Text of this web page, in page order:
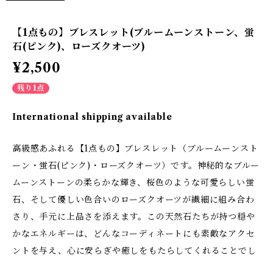
【1点もの】ブレスレット(ブルームーンストーン、蛍
石(ピンク)、ローズクオーツ)
¥2,500
残り1点
International shipping available
高級感あふれる【1点もの】ブレスレット（ブルームーンスト
ーン・蛍石(ピンク)・ローズクオーツ）です。神秘的なブルー
ムーンストーンの柔らかな輝き、桜色のような可愛らしい蛍
石、そして優しい色合いのローズクオーツが繊細に組み合わ
さり、手元に上品さを添えます。この天然石たちが持つ穏や
かなエネルギーは、どんなコーディネートにも素敵なアクセ
ントを与え、心に安らぎや癒しをもたらしてくれることでし